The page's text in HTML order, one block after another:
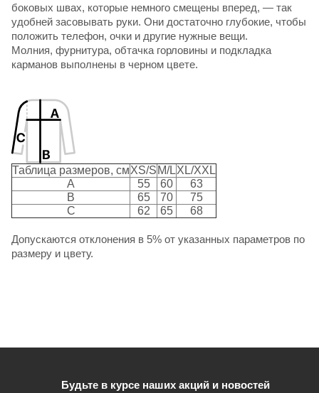
боковых швах, которые немного смещены вперед, — так
удобней засовывать руки. Они достаточно глубокие, чтобы
положить телефон, очки и другие нужные вещи.
Молния, фурнитура, обтачка горловины и подкладка
карманов выполнены в черном цвете.
Таблица размеров, смXS/S M/LXL/XXL
A
55 60
63
B
65 70
75
C
62 65 68
Допускаются отклонения в 5% от указанных параметров по
размеру и цвету.
Будьте в курсе наших акций и новостей